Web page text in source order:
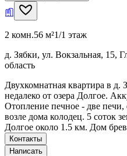
2 комн.56 м²1/1 этаж
д. Зябки, ул. Вокзальная, 15,
область
Двухкомнатная квартира в д.
недалеко от озера Долгое.
Отопление печное - две печи,
возле дома колодец. 5 соток
Долгое около 1.5 км. Дом
Контакты
Написать